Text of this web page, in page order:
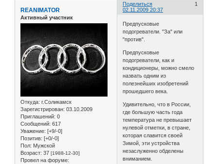
Поделиться
1
02.11.2009 20:37
REANIMATOR
Активный участник
Откуда: г.Соликамск
Зарегистрирован: 03.10.2009
Приглашений: 0
Сообщений: 617
Уважение: [+9/-0]
Позитив: [+0/-0]
Пол: Мужской
Возраст: 37 [1988-12-30]
Провел на форуме:
Предпусковые
подогреватели. "За" или
"против".
Предпусковые
подогреватели, как и
кондиционеры, можно смело
назвать одним из
полезнейших изобретений
прошедшего века.
Удивительно, что в России,
где большую часть года
температура не превышает
нулевой отметки, в стране,
которая славится своей
Зимой, эти устройства
незаслуженно обделены
вниманием.